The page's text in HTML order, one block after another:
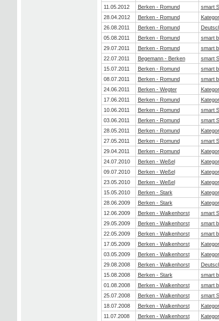
11.05.2012
Berken - Romund
smart
28.04.2012
Berken - Romund
26.08.2011
Berken - Romund
05.08.2011
Berken - Romund
smart
29.07.2011
Berken - Romund
smart
22.07.2011
Begemann - Berken
smart
15.07.2011
Berken - Romund
smart
08.07.2011
Berken - Romund
smart
24.06.2011
Berken - Wegter
17.06.2011
Berken - Romund
10.06.2011
Berken - Romund
smart
03.06.2011
Berken - Romund
smart
28.05.2011
Berken - Romund
27.05.2011
Berken - Romund
smart
29.04.2011
Berken - Romund
24.07.2010
Berken - Weßel
09.07.2010
Berken - Weßel
23.05.2010
Berken - Weßel
15.05.2010
Berken - Stark
28.06.2009
Berken - Stark
12.06.2009
Berken - Walkenhorst
smart
29.05.2009
Berken - Walkenhorst
smart
22.05.2009
Berken - Walkenhorst
smart
17.05.2009
Berken - Walkenhorst
03.05.2009
Berken - Walkenhorst
29.08.2008
Berken - Walkenhorst
15.08.2008
Berken - Stark
smart
01.08.2008
Berken - Walkenhorst
smart
25.07.2008
Berken - Walkenhorst
smart
18.07.2008
Berken - Walkenhorst
11.07.2008
Berken - Walkenhorst